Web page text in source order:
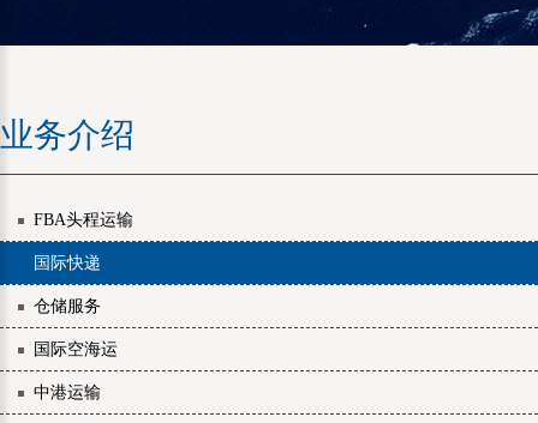
业务介绍
FBA头程运输
国际快递
仓储服务
国际空海运
中港运输